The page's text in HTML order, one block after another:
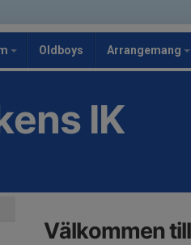
Oldboys Arrangemang
IK
Välkommen